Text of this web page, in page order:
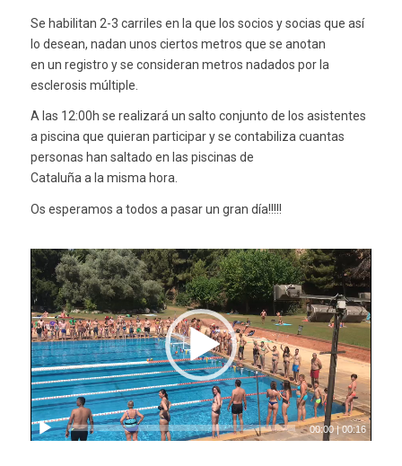
Se habilitan 2-3 carriles en la que los socios y socias que así
lo desean, nadan unos ciertos metros que se anotan
en un registro y se consideran metros nadados por la
esclerosis múltiple.
A las 12:00h se realizará un salto conjunto de los asistentes
a piscina que quieran participar y se contabiliza cuantas
personas han saltado en las piscinas de
Cataluña a la misma hora.
Os esperamos a todos a pasar un gran día!!!!!
00:00|00:16